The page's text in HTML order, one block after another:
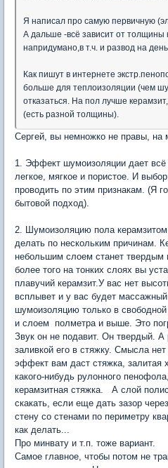
Я написал про самую первичную
А дальше -всё зависит от толщины
напридумано,в т.ч. и развод на
Как пишут в интернете
больше для теплоизоляции (чем
отказаться. На пол лучше
(есть разной толщины).
Сергей, вы немножко не правы, на
1. Эффект шумоизоляции дает всё
легкое, мягкое и пористое. И
проводить по этим признакам. (Я
бытовой подход).
2. Шумоизоляцию пола
делать по нескольким причинам.
небольшим слоем станет твердым
более того на тонких слоях вы
плавучий керамзит.У вас нет
всплывет и у вас будет
шумоизоляцию только в
и слоем полметра и выше. Это
Звук он не подавит. Он твердый. А
заливкой его в стяжку. Смысла
эффект вам даст стяжка, залитая
какого-нибудь рулонного
керамзитная стяжка. А слой
скакать, если еще дать зазор
стену со стенами по периметру
как делать...
Про минвату и т.п. тоже вариант.
Самое главное, чтобы потом не